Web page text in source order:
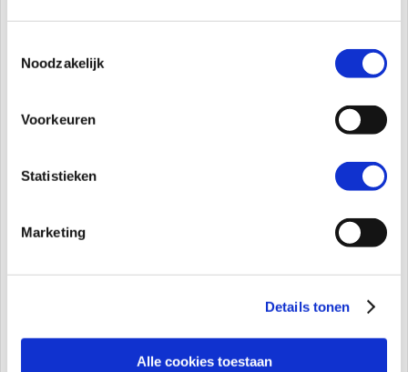
Noodzakelijk
Voorkeuren
Statistieken
Marketing
Details tonen
Alle cookies toestaan
gevoelens met kinderen?
kinderen is een emotionele reactie die ontstaat
kind voelt zich tegengewerkt in zijn behoefte,
Mijn kind is vaak bang
Mijn kind is vaak bang Dat kinderen zo nu en
kinderen zijn bang voor het donker, bang voor